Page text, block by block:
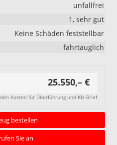
unfallfrei
1, sehr gut
Keine Schäden feststellbar
fahrtauglich
25.550,– €
Kosten für Überführung und Kfz-Brief
bestellen
Sie an